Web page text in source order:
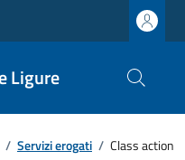
Ligure
/ Servizi erogati / Class action